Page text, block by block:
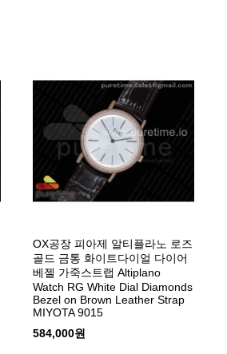
OX공장 피아제 알티플라노 로즈
골드 금통 화이트다이얼 다이어
베젤 가죽스트랩 Altiplano
Watch RG White Dial Diamonds
Bezel on Brown Leather Strap
MIYOTA 9015
584,000원